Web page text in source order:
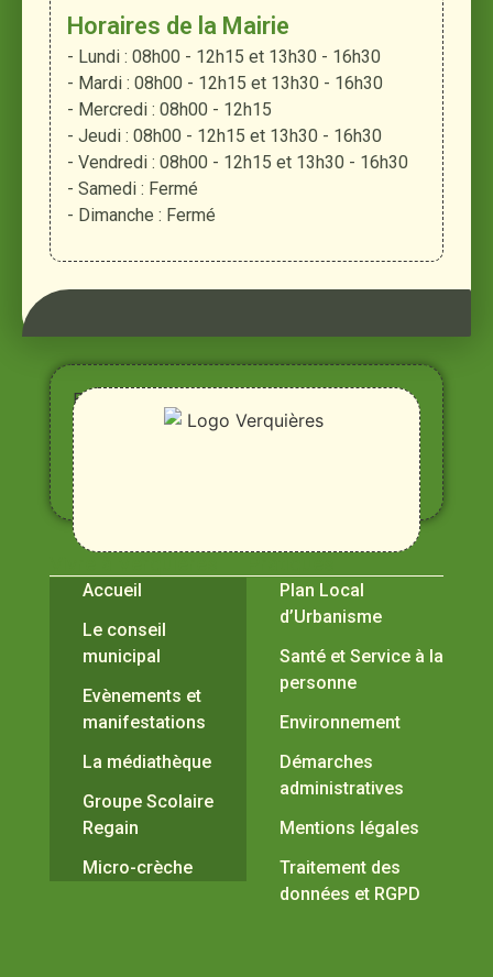
Horaires de la Mairie
- Lundi : 08h00 - 12h15 et 13h30 - 16h30
- Mardi : 08h00 - 12h15 et 13h30 - 16h30
- Mercredi : 08h00 - 12h15
- Jeudi : 08h00 - 12h15 et 13h30 - 16h30
- Vendredi : 08h00 - 12h15 et 13h30 - 16h30
- Samedi : Fermé
- Dimanche : Fermé
Entre
Rhône,
Alpilles
et
Durance
Accueil
Le conseil
municipal
Evènements et
manifestations
La médiathèque
Groupe Scolaire
Regain
Micro-crèche
Plan Local
d’Urbanisme
Santé et Service à la
personne
Environnement
Démarches
administratives
Mentions légales
Traitement des
données et RGPD